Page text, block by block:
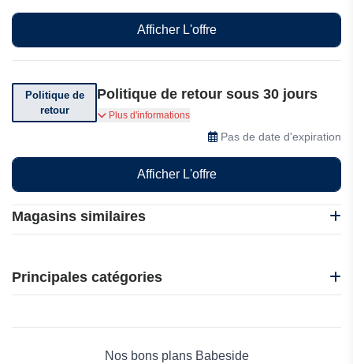
Magasins similaires
EasySMX
Gamivo
Principales catégories
Maison & JardinNos bons plans Babeside
Afficher L'offre
Politique de
retour
Politique de retour sous 30 jours
Vous pouvez retourner votre commande dans
les 30 jours suivant sa réception.
Plus d'informations
Pas de date d'expiration
Afficher L'offre